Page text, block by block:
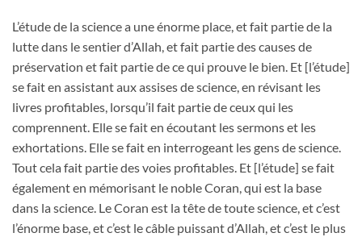
L’étude de la science a une énorme place, et fait partie de la
lutte dans le sentier d’Allah, et fait partie des causes de
préservation et fait partie de ce qui prouve le bien. Et [l’étude]
se fait en assistant aux assises de science, en révisant les
livres profitables, lorsqu’il fait partie de ceux qui les
comprennent. Elle se fait en écoutant les sermons et les
exhortations. Elle se fait en interrogeant les gens de science.
Tout cela fait partie des voies profitables. Et [l’étude] se fait
également en mémorisant le noble Coran, qui est la base
dans la science. Le Coran est la tête de toute science, et c’est
l’énorme base, et c’est le câble puissant d’Allah, et c’est le plus